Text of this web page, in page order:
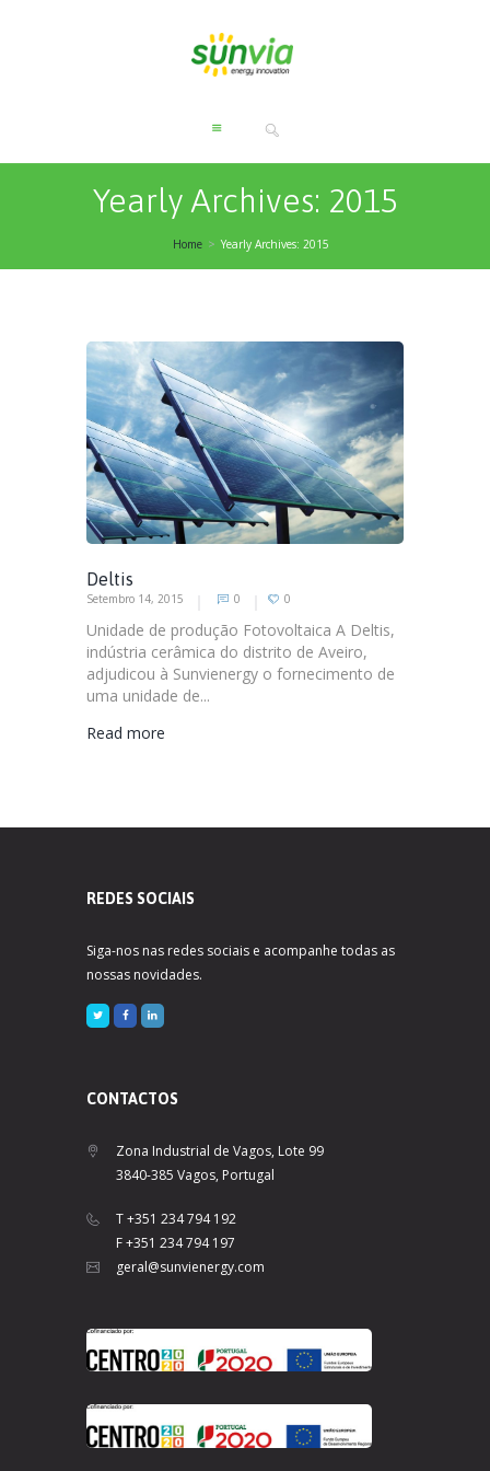
Yearly Archives: 2015
Home Yearly Archives: 2015
Deltis
Setembro 14, 2015 0 0
Unidade de produção Fotovoltaica A Deltis,
indústria cerâmica do distrito de Aveiro,
adjudicou à Sunvienergy o fornecimento de
uma unidade de...
Read more
REDES SOCIAIS
Siga-nos nas redes sociais e acompanhe todas as
nossas novidades.
CONTACTOS
Zona Industrial de Vagos, Lote 99
3840-385 Vagos, Portugal
T +351 234 794 192
F +351 234 794 197
geral@sunvienergy.com